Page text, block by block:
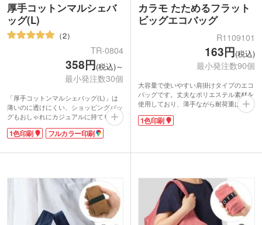
厚手コットンマルシェバ
ッグ(L)
2
TR-0804
358円(税込)～
最小発注数30個
「厚手コットンマルシェバッグ(L)」は
薄いのに透けにくい、ショッピングバッ
グもおしゃれにカジュアルに持てちゃう
人気のマルシェバッグ。シーチングより
も生地の目が詰まったしなやかな素材
のでメインバッグと一緒に持ち歩くにも
で、ショップのオリジナルロゴなど印刷
して、ご購入・来店ノベルティのバッグ
におすすめ。サイズが大きいので買い物
にはもちろん、普段から荷物が多い方、
行楽地へお出かけの際などに大活躍で
1色印刷 フルカラー印刷
カラモ たためるフラット
ビッグエコバッグ
R1109101
163円(税込)
最小発注数90個
大容量で使いやすい肩掛けタイプのエコ
バッグです。丈夫なポリエステル素材を
使用しており、薄手ながら耐荷重は約
42kgととても頼もしいつくり。マチがな
いので折りたたみもらくらくで、くるっ
エコバッグノベルティを作ることができ
1色印刷